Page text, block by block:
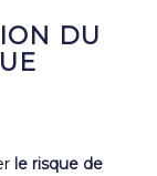
DU
le risque de